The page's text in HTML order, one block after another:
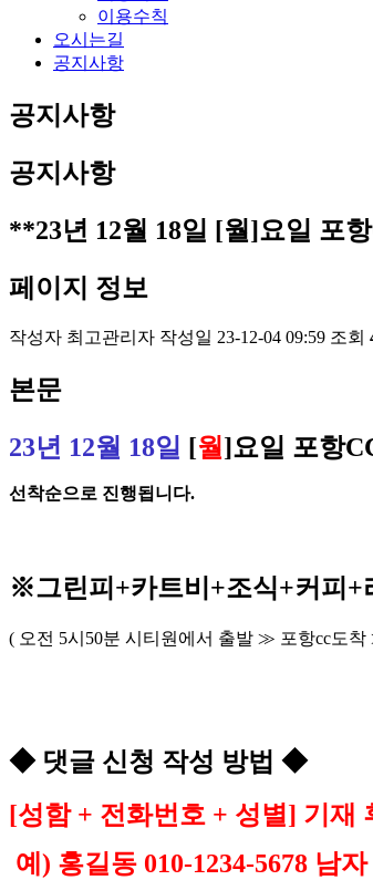
이용수칙
오시는길
공지사항
공지사항
공지사항
**23년 12월 18일 [월]요일 포
페이지 정보
작성자 최고관리자 작성일 23-12-04 09:59 조회
본문
23년 12월 18일 [월]요일 포항
선착순으로 진행됩니다.
※그린피 +카트비 +조식+커피+
( 오전 5시 50분 시티원에서 출발 ≫ 포항cc도착
◆ 댓글 신청 작성 방법 ◆
[성함 + 전화번호 + 성별] 기재
예 ) 홍길동 010-1234-5678 남자